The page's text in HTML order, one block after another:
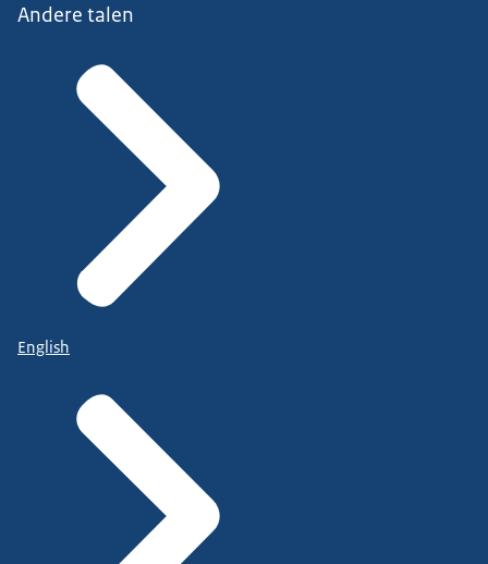
Andere talen
English